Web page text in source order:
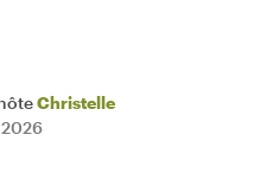
Christelle